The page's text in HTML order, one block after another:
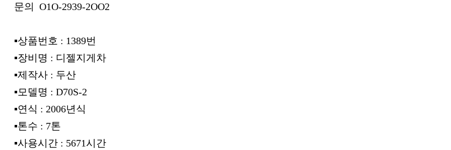
문의 O1O-2939-2OO2
▪︎상품번호 : 1389번
▪︎장비명 : 디젤지게차
▪︎제작사 : 두산
▪︎모델명 : D70S-2
▪︎연식 : 2006년식
▪︎톤수 : 7톤
▪︎사용시간 : 5671시간